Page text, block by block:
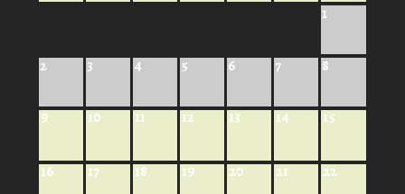
1
2 3 4 5 6 7 8
9 10 11 12 13 14 15
16 17 18 19 20 21 22